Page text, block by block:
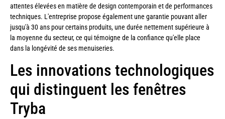
attentes élevées en matière de design contemporain et de performances
techniques. L'entreprise propose également une garantie pouvant aller
jusqu'à 30 ans pour certains produits, une durée nettement supérieure à
la moyenne du secteur, ce qui témoigne de la confiance qu'elle place
dans la longévité de ses menuiseries.
Les innovations technologiques
qui distinguent les fenêtres
Tryba